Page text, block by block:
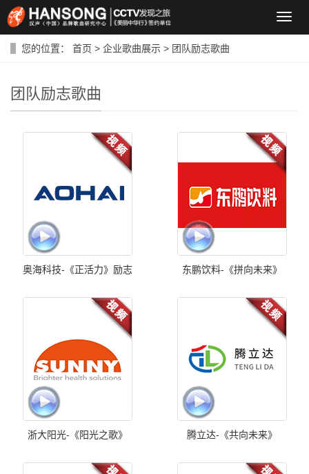
导
您的位置： 首页 > 企业歌曲展示 > 团队励志歌曲
团队励志歌曲
奥海科技-《正活力》励志 东鹏饮料-《拼向未来》
浙大阳光-《阳光之歌》 腾立达-《共向未来》